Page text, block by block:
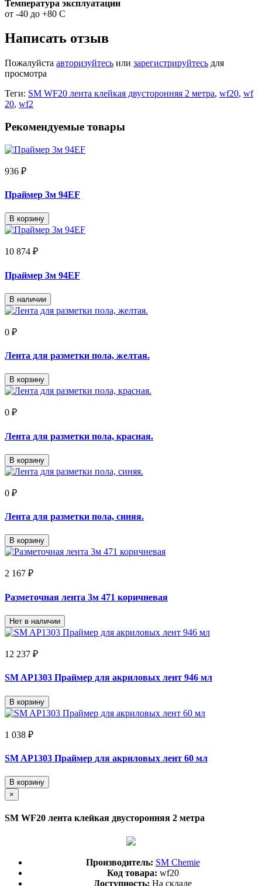
Температура эксплуатации
от -40 до +80 С
Написать отзыв
Пожалуйста авторизуйтесь или зарегистрируйтесь для
просмотра
Теги: SM WF20 лента клейкая двусторонняя 2 метра, wf20, wf
20, wf2
Рекомендуемые товары
936 ₽
Праймер 3м 94EF
В корзину
10 874 ₽
Праймер 3м 94EF
В наличии
0 ₽
Лента для разметки пола, желтая.
В корзину
0 ₽
Лента для разметки пола, красная.
В корзину
0 ₽
Лента для разметки пола, синяя.
В корзину
2 167 ₽
Разметочная лента 3м 471 коричневая
Нет в наличии
12 237 ₽
SM AP1303 Праймер для акриловых лент 946 мл
В корзину
1 038 ₽
SM AP1303 Праймер для акриловых лент 60 мл
В корзину
×
SM WF20 лента клейкая двусторонняя 2 метра
Производитель: SM Chemie
Код товара: wf20
Доступность: На складе